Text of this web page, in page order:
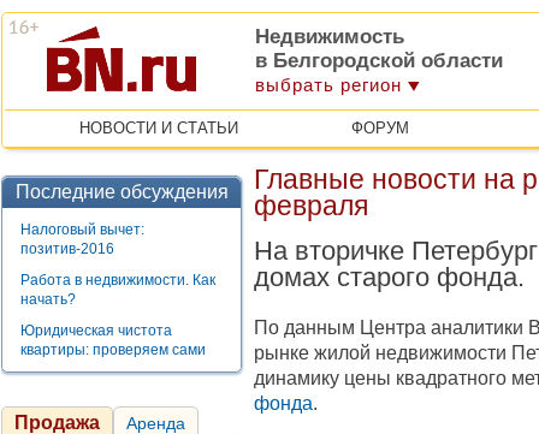
Недвижимость
в Белгородской области
выбрать регион
НОВОСТИ И СТАТЬИ ФОРУМ
Последние обсуждения
Налоговый вычет:
позитив-2016
Работа в недвижимости. Как
начать?
Юридическая чистота
квартиры: проверяем сами
Продажа Аренда
Главные новости на
февраля
На вторичке
домах старого фонда.
По данным Центра аналитики
рынке жилой недвижимости
динамику цены квадратного
фонда.